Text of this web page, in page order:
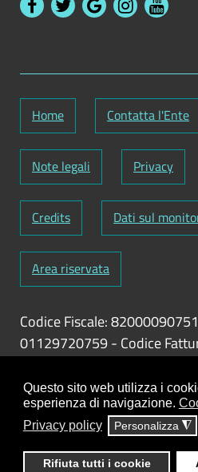
Questo sito web utilizza i
esperienza di navigazione.
Privacy policy
Personalizza ◮
Rifiuta tutti i cookie
Home Contatta l'Ente
Note legali Privacy
Credits Dati sul
Area riservata
Codice Fiscale: 82000090751
01129720759- Codice
Responsabile gestione sito
contenuti:Antonio
ClioCom© copyright 2018 -